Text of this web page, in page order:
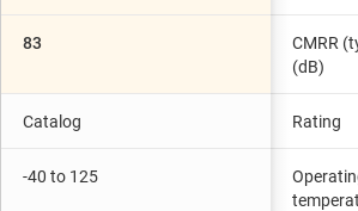
83
Catalog
-40 to 125
CMRR
(dB)
Rating